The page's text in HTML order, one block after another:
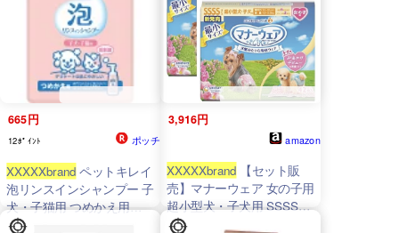
665円
12ﾎﾟｲﾝﾄ ポッチ
XXXXXbrand ペットキレイ
泡リンスインシャンプー 子
犬・子猫用 つめかえ用
180ml
3,916円
amazon
XXXXXbrand 【セット販
売】マナーウェア 女の子用
超小型犬・子犬用 SSSSサ
イズ 42枚×2コ